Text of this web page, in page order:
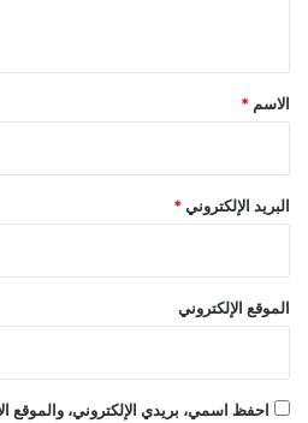
*
الاسم *
البريد الإلكتروني*
الموقع الإلكتروني
احفظ اسمي، بريدي الإلكتروني، والموقع